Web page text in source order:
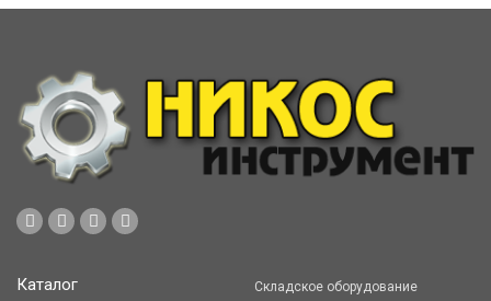
Каталог
Складское оборудование